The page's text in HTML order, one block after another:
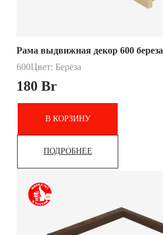
Рама выдвижная декор 600 береза
600Цвет: Берёза
180 Br
В КОРЗИНУ
ПОДРОБНЕЕ